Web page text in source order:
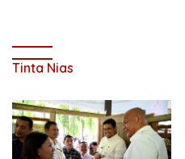
Tinta Nias